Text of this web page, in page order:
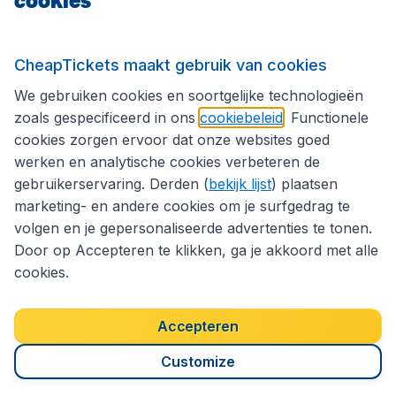
Volg CheapTickets.be
Privacybeleid
Copyright © 2026
CheapTickets maakt gebruik van cookies
We gebruiken cookies en soortgelijke technologieën
zoals gespecificeerd in ons cookiebeleid . Functionele
cookies zorgen ervoor dat onze websites goed
werken en analytische cookies verbeteren de
gebruikerservaring. Derden (bekijk lijst) plaatsen
marketing- en andere cookies om je surfgedrag te
volgen en je gepersonaliseerde advertenties te tonen.
Door op Accepteren te klikken, ga je akkoord met alle
cookies.
Accepteren
Customize